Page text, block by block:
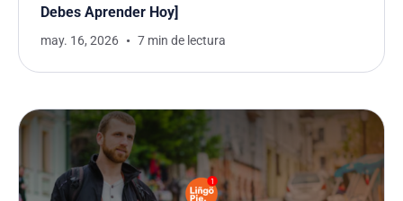
Debes Aprender Hoy]
may. 16, 2026 7 min de lectura